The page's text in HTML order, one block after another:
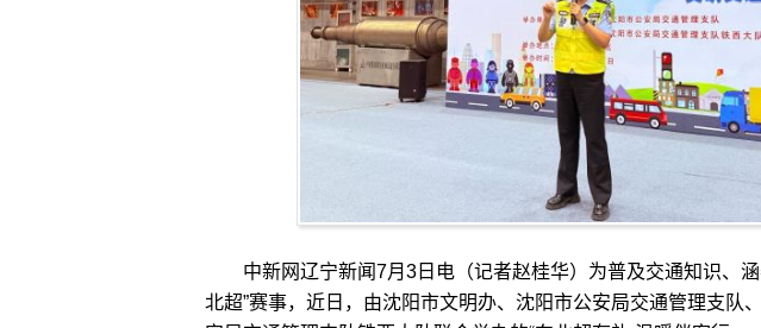
中新网辽宁新闻7月3日电（记者赵桂华）为普及交通知识、涵
北超”赛事，近日，由沈阳市文明办、沈阳市公安局交通管理支队